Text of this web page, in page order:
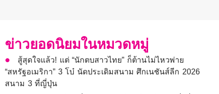
ข่าวยอดนิยมในหมวดหมู่
สู้สุดใจแล้ว! แต่ “นักตบสาวไทย” ก็ต้านไม่ไหวพ่าย
“สหรัฐอเมริกา” 3 โบ๋ นัดประเดิมสนาม ศึกเนชันส์ลีก 2026
สนาม 3 ที่ญี่ปุ่น